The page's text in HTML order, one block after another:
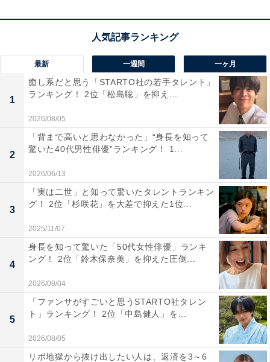
き、ロマンチックな時間を過ごすのにぴったりな場所で
回答者からは「函館の夜景、小樽のレンガ倉庫などロマ
ンチックな夜の雰囲気が好き（40代男性／東京都）」
「函館山から見るあの夜景はどこにもない唯一のものだ
と思うから（40代女性／千葉県）」「雪がロマンチック
さを掻き立てるから（20代男性／東京都）」などのコメ
ントが寄せられていました。
次ページ
6位までの全ランキング結果を見
最新 一週間 一ヶ月
1
癒し系だと思う「STARTO社の若手タレント」
ランキング！ 2位「松島聡」を抑え...
2026/08/05
2
「背まで高いと思わなかった」“身長を知って
驚いた40代男性俳優”ランキング！ 1...
2026/06/13
3
「実は二世」と知って驚いたタレントランキン
グ！ 2位「杉咲花」を大差で抑えた1位...
2025/11/07
4
身長を知って驚いた「50代女性俳優」ランキ
ング！ 2位「鈴木保奈美」を抑えた圧倒...
2026/08/04
5
「ファンサがすごいと思うSTARTO社タレン
ト」ランキング！ 2位「中島健人」を...
2026/08/05
リボ地獄から抜け出したい人は、返済を3～6